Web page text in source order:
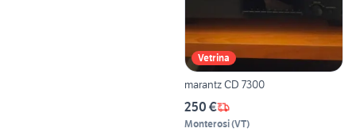
Vetrina
marantz CD 7300
250 €
Monterosi(VT)